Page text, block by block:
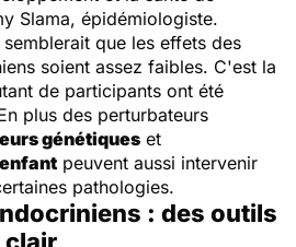
Slama, épidémiologiste.
que les effets des
soient assez faibles. C'est la
de participants ont été
plus des perturbateurs
génétiques et
peuvent aussi intervenir
pathologies.
: des outils